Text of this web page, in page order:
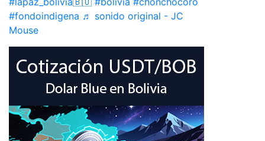
#fondoindigena ♬ sonido original - JC
Mouse